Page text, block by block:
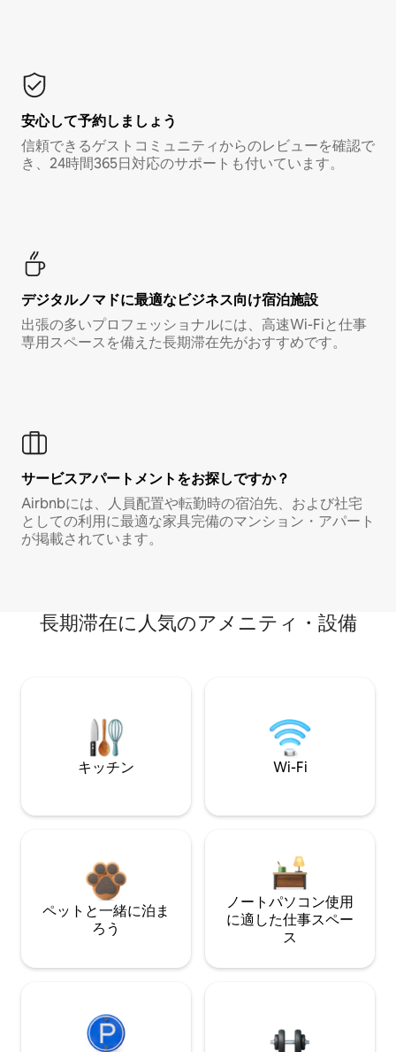
安心して予約しましょう
信頼できるゲストコミュニティからのレビューを確認で
き、24時間365日対応のサポートも付いています。
デジタルノマド⁠に最⁠適⁠なビ⁠ジ⁠ネ⁠ス⁠向⁠け宿⁠泊⁠施⁠設
出張の多いプロフェッショナルには、高速Wi-Fiと仕事
専用スペースを備えた長期滞在先がおすすめです。
サービスアパートメントをお探しですか？
Airbnbには、人員配置や転勤時の宿泊先、および社宅
としての利用に最適な家具完備のマンション・アパート
が掲載されています。
長期滞在に人気のアメニティ・設備
キッチン Wi-Fi
ペットと一緒に泊ま
ろう
ノートパソコン使用
に適した仕事スペー
ス